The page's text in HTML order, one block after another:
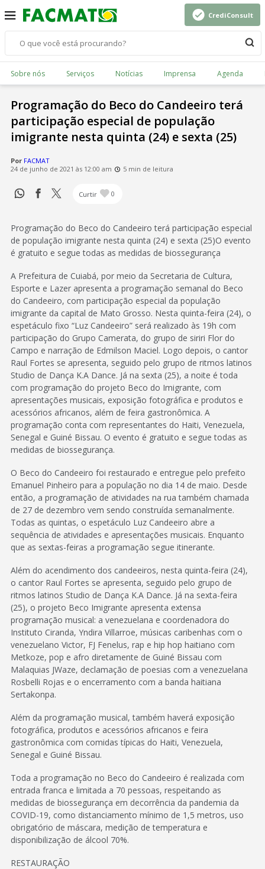
CrediConsult
Sobre nós Serviços Notícias Imprensa Agenda
Programação do Beco do Candeeiro terá
participação especial de população
imigrante nesta quinta (24) e sexta (25)
Por FACMAT
24 de junho de 2021 às 12:00 am
5 min de leitura
Curtir 0
Programação do Beco do Candeeiro terá participação especial
de população imigrante nesta quinta (24) e sexta (25)O evento
é gratuito e segue todas as medidas de biossegurança
A Prefeitura de Cuiabá, por meio da Secretaria de Cultura,
Esporte e Lazer apresenta a programação semanal do Beco
do Candeeiro, com participação especial da população
imigrante da capital de Mato Grosso. Nesta quinta-feira (24), o
espetáculo fixo “Luz Candeeiro” será realizado às 19h com
participação do Grupo Camerata, do grupo de siriri Flor do
Campo e narração de Edmilson Maciel. Logo depois, o cantor
Raul Fortes se apresenta, seguido pelo grupo de ritmos latinos
Studio de Dança K.A Dance. Já na sexta (25), a noite é toda
com programação do projeto Beco do Imigrante, com
apresentações musicais, exposição fotográfica e produtos e
acessórios africanos, além de feira gastronômica. A
programação conta com representantes do Haiti, Venezuela,
Senegal e Guiné Bissau. O evento é gratuito e segue todas as
medidas de biossegurança.
O Beco do Candeeiro foi restaurado e entregue pelo prefeito
Emanuel Pinheiro para a população no dia 14 de maio. Desde
então, a programação de atividades na rua também chamada
de 27 de dezembro vem sendo construída semanalmente.
Todas as quintas, o espetáculo Luz Candeeiro abre a
sequência de atividades e apresentações musicais. Enquanto
que as sextas-feiras a programação segue itinerante.
Além do acendimento dos candeeiros, nesta quinta-feira (24),
o cantor Raul Fortes se apresenta, seguido pelo grupo de
ritmos latinos Studio de Dança K.A Dance. Já na sexta-feira
(25), o projeto Beco Imigrante apresenta extensa
programação musical: a venezuelana e coordenadora do
Instituto Ciranda, Yndira Villarroe, músicas caribenhas com o
venezuelano Victor, FJ Fenelus, rap e hip hop haitiano com
Metkoze, pop e afro diretamente de Guiné Bissau com
Malaquias JWaze, declamação de poesias com a venezuelana
Rosbelli Rojas e o encerramento com a banda haitiana
Sertakonpa.
Além da programação musical, também haverá exposição
fotográfica, produtos e acessórios africanos e feira
gastronômica com comidas típicas do Haiti, Venezuela,
Senegal e Guiné Bissau.
Toda a programação no Beco do Candeeiro é realizada com
entrada franca e limitada a 70 pessoas, respeitando as
medidas de biossegurança em decorrência da pandemia da
COVID-19, como distanciamento mínimo de 1,5 metros, uso
obrigatório de máscara, medição de temperatura e
disponibilização de álcool 70%.
RESTAURAÇÃO